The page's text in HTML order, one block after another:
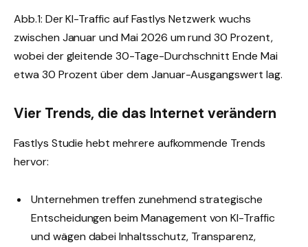
Abb.1: Der KI-Traffic auf Fastlys Netzwerk wuchs
zwischen Januar und Mai 2026 um rund 30 Prozent,
wobei der gleitende 30-Tage-Durchschnitt Ende Mai
etwa 30 Prozent über dem Januar-Ausgangswert lag.
Vier Trends, die das Internet verändern
Fastlys Studie hebt mehrere aufkommende Trends
hervor:
Unternehmen treffen zunehmend strategische
Entscheidungen beim Management von KI-Traffic
und wägen dabei Inhaltsschutz, Transparenz,